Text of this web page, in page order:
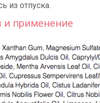
из отпуска.
и применение